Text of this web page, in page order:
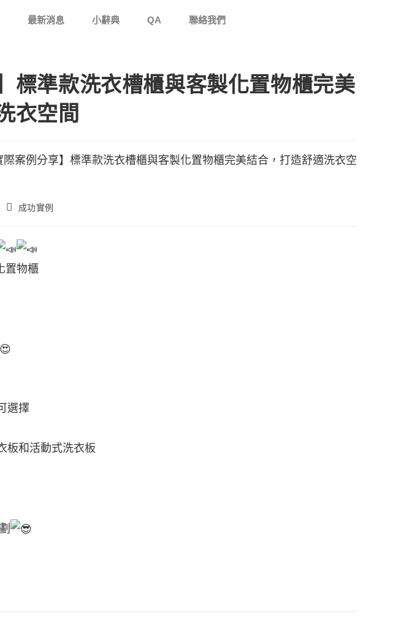
最新消息 小辭典 QA 聯絡我們
標準款洗衣槽櫃與客製化置物櫃完美
衣空間
成功實例
置物櫃
選擇
板和活動式洗衣板